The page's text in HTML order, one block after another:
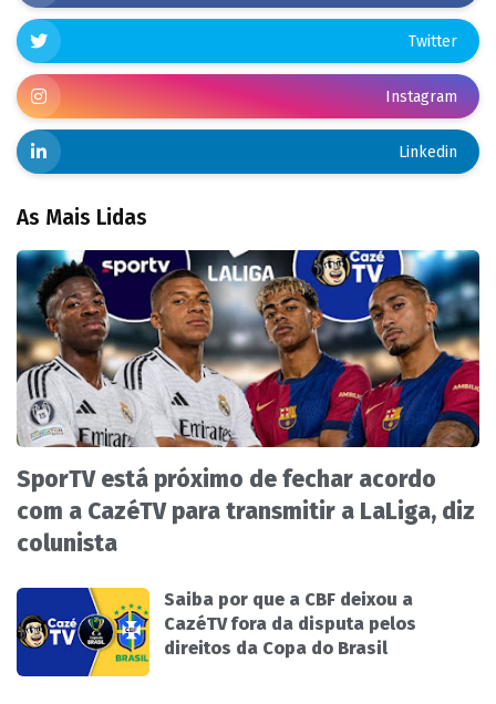
Twitter
Instagram
Linkedin
As Mais Lidas
SporTV está próximo de fechar acordo
com a CazéTV para transmitir a LaLiga, diz
colunista
Saiba por que a CBF deixou a
CazéTV fora da disputa pelos
direitos da Copa do Brasil